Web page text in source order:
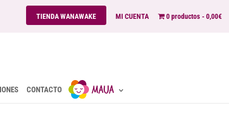
TIENDA WANAWAKE MI CUENTA 0 productos 0,00€
CONTACTO